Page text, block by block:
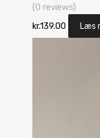
(0 reviews)
kr.139.00 Læs